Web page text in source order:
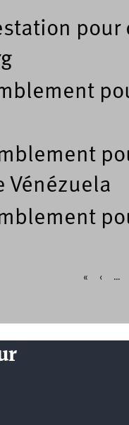
pour
Vénézuela
« ‹ …